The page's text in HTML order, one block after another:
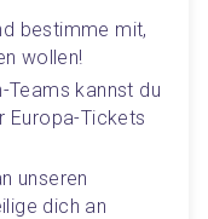
bestimme mit,
wollen!
Teams kannst du
Europa-Tickets
unseren
dich an